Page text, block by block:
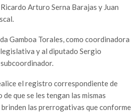
Arturo Serna Barajas y Juan
Gamboa Torales, como coordinadora
y al diputado Sergio
el registro correspondiente de
que se les tengan las mismas
las prerrogativas que conforme